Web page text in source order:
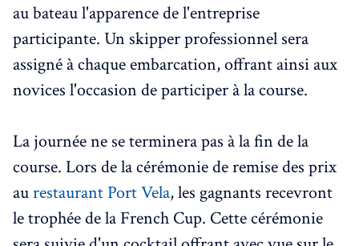
au bateau l'apparence de l'entreprise
participante. Un skipper professionnel sera
assigné à chaque embarcation, offrant ainsi aux
novices l'occasion de participer à la course.
La journée ne se terminera pas à la fin de la
course. Lors de la cérémonie de remise des prix
aurestaurant Port Vela, les gagnants recevront
le trophée de la French Cup. Cette cérémonie